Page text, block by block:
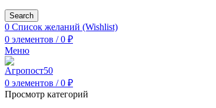
Search
0 Список желаний (Wishlist)
0 элементов / 0 ₽
Меню
0 элементов / 0 ₽
Просмотр категорий